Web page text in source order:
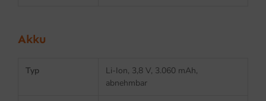
Akku
Typ
Li-Ion, 3,8 V, 3.060 mAh,
abnehmbar